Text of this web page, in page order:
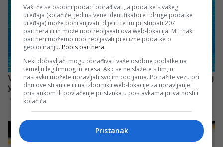
Vaši će se osobni podaci obrađivati, a podatke s vašeg
uređaja (kolačiće, jedinstvene identifikatore i druge podatke
uređaja) može pohranjivati, dijeliti te im pristupati 207
partnera ili ih može upotrebljavati ova web-lokacija. Mi i naši
partneri možemo upotrebljavati precizne podatke o
geolociranju. Popis partnera.
Neki dobavljači mogu obrađivati vaše osobne podatke na
temelju legitimnog interesa. Ako se ne slažete s tim, u
nastavku možete upravljati svojim opcijama. Potražite vezu pri
dnu ove stranice ili na izborniku web-lokacije za upravljanje
pristankom ili povlačenje pristanka u postavkama privatnosti i
kolačića.
Pristanak